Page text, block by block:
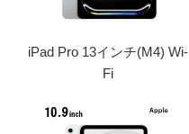
iPad Pro 13インチ(M4) Wi-
Fi